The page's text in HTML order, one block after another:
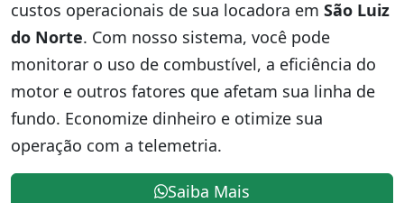
custos operacionais de sua locadora em São Luiz
do Norte. Com nosso sistema, você pode
monitorar o uso de combustível, a eficiência do
motor e outros fatores que afetam sua linha de
fundo. Economize dinheiro e otimize sua
operação com a telemetria.
Saiba Mais